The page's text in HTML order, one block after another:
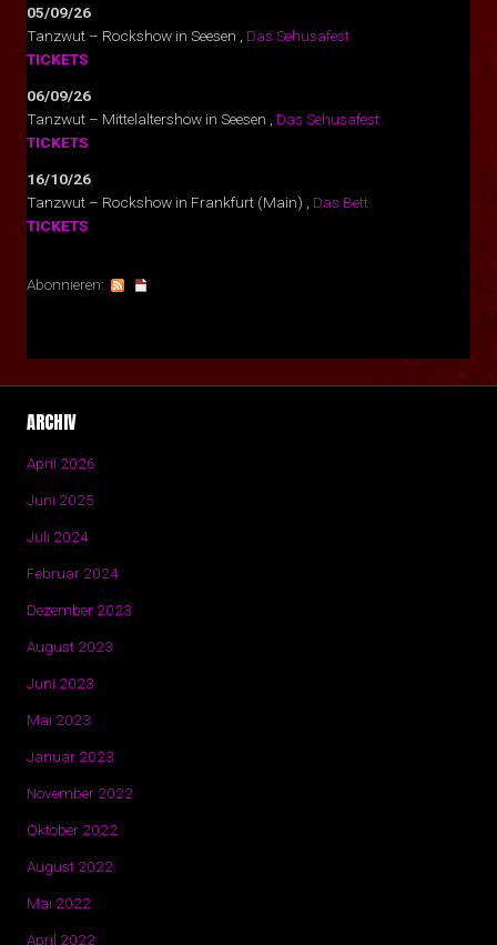
05/09/26
Tanzwut – Rockshow in Seesen
Das Sehusafest
TICKETS
06/09/26
Tanzwut – Mittelaltershow in Seesen
Das Sehusafest
TICKETS
16/10/26
Tanzwut – Rockshow in Frankfurt (Main)
Das Bett
TICKETS
Abonnieren:
ARCHIV
April 2026
Juni 2025
Juli 2024
Februar 2024
Dezember 2023
August 2023
Juni 2023
Mai 2023
Januar 2023
November 2022
Oktober 2022
August 2022
Mai 2022
April 2022